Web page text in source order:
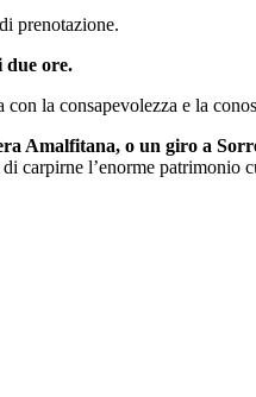
prenotazione.
due ore.
la consapevolezza e la
Amalfitana, o un giro a
l’enorme patrimonio